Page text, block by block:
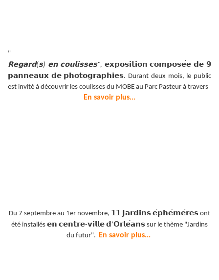
"
𝗥𝗲𝗴𝗮𝗿𝗱(𝘀) 𝗲𝗻 𝗰𝗼𝘂𝗹𝗶𝘀𝘀𝗲𝘀", 𝗲𝘅𝗽𝗼𝘀𝗶𝘁𝗶𝗼𝗻 𝗰𝗼𝗺𝗽𝗼𝘀𝗲𝗲 𝗱𝗲 𝟵
𝗽𝗮𝗻𝗻𝗲𝗮𝘂𝘅 𝗱𝗲 𝗽𝗵𝗼𝘁𝗼𝗴𝗿𝗮𝗽𝗵𝗶𝗲𝘀. Durant deux mois, le public
est invité à découvrir les coulisses du MOBE au Parc Pasteur à travers
En savoir plus...
Du 7 septembre au 1er novembre, 𝟭𝟭 𝗝𝗮𝗿𝗱𝗶𝗻𝘀𝗲𝗽𝗵𝗲𝗺𝗲𝗿𝗲𝘀 ont
été installés 𝗲𝗻 𝗰𝗲𝗻𝘁𝗿𝗲-𝘃𝗶𝗹𝗹𝗲𝗱’𝗢𝗿𝗹𝗲𝗮𝗻𝘀 sur le thème "Jardins
du futur".
En savoir plus...